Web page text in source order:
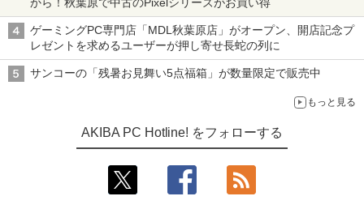
ゲーミングPC専門店「MDL秋葉原店」がオープン、開店記念プ
レゼントを求めるユーザーが押し寄せ長蛇の列に
サンコーの「残暑お見舞い5点福箱」が数量限定で販売中
もっと見る
AKIBA PC Hotline! をフォローする